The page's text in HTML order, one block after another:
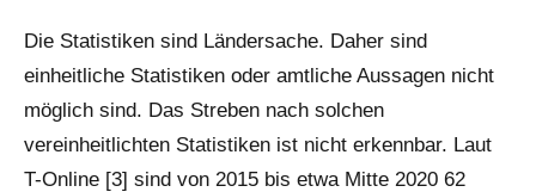
Die Statistiken sind Ländersache. Daher sind
einheitliche Statistiken oder amtliche Aussagen nicht
möglich sind. Das Streben nach solchen
vereinheitlichten Statistiken ist nicht erkennbar. Laut
T-Online [3] sind von 2015 bis etwa Mitte 2020 62